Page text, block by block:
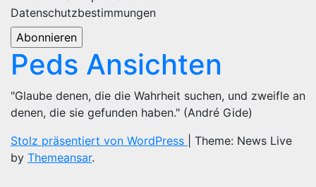
Datenschutzbestimmungen
Peds Ansichten
"Glaube denen, die die Wahrheit suchen, und zweifle an
denen, die sie gefunden haben." (André Gide)
Stolz präsentiert von WordPress
Theme: News Live
by Themeansar.